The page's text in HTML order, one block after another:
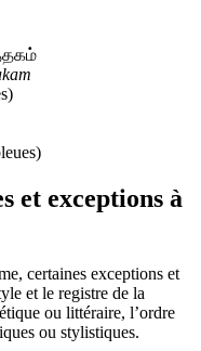
et exceptions à
certaines exceptions et
et le registre de la
ou littéraire, l’ordre
ou stylistiques.